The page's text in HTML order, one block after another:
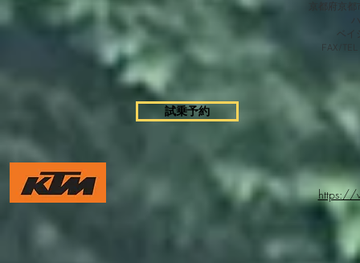
京都府京
ベイ
FAX/
試乗予約
https://